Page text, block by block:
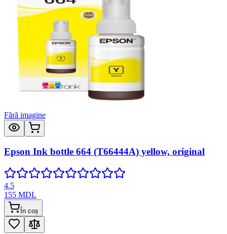
Fără imagine
Epson Ink bottle 664 (T66444A) yellow, original
4.5
155 MDL
În coș